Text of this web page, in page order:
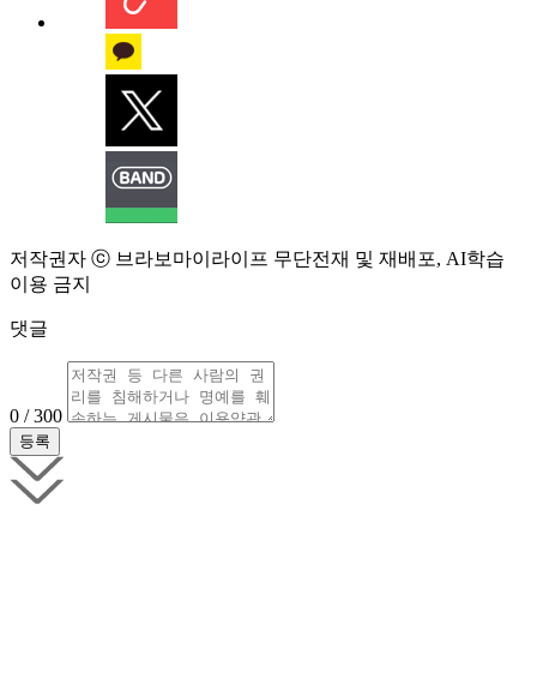
저작권자 ⓒ 브라보마이라이프 무단전재 및 재배포, AI학습
이용 금지
댓글
0 / 300